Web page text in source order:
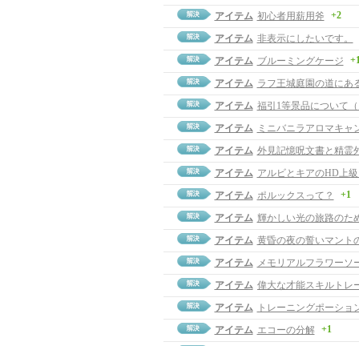
アイテム 初心者用薪用斧 +2
アイテム 非表示にしたいです。
アイテム ブルーミングケージ
アイテム ラフ王城庭園の道にあ
アイテム 福引1等景品について
アイテム
ミニバニラアロマキャ
アイテム 外見記憶呪文書と精霊
アイテム アルビとキアのHD上
アイテム ポルックスって？ +1
アイテム 輝かしい光の旅路のた
アイテム 黄昏の夜の誓いマント
アイテム メモリアルフラワーソ
アイテム 偉大な才能スキルトレ
アイテム
トレーニングポーショ
アイテム エコーの分解 +1